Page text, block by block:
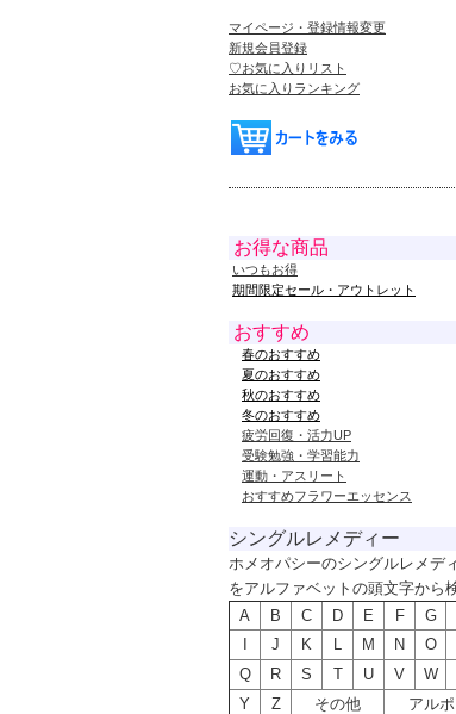
マイページ・登録情報変更
新規会員登録
♡お気に入りリスト
お気に入りランキング
お得な商品
いつもお得
期間限定セール・アウトレット
おすすめ
春のおすすめ
夏のおすすめ
秋のおすすめ
冬のおすすめ
疲労回復・活力UP
受験勉強・学習能力
運動・アスリート
おすすめフラワーエッセンス
シングルレメディー
ホメオパシーのシングルレメデ
をアルファベットの頭文字から
A
B C D E F G
J K L M N O
Q
R S T U V W
Y
Z その他 アルポ